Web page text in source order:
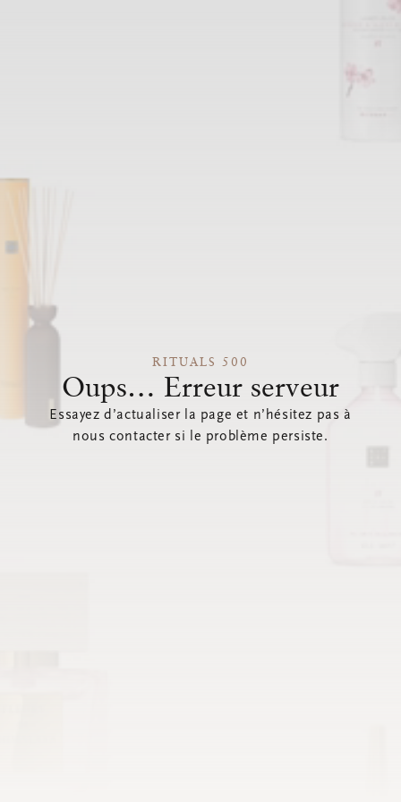
RITUALS 500
Oups… Erreur serveur
Essayez d’actualiser la page et n’hésitez pas à
nous contacter si le problème persiste.